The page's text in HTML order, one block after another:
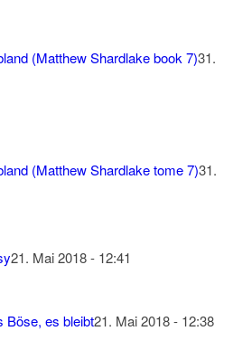
(Matthew Shardlake book 7)31.
(Matthew Shardlake tome 7)31.
21. Mai 2018 - 12:41
Böse, es bleibt21. Mai 2018 - 12:38